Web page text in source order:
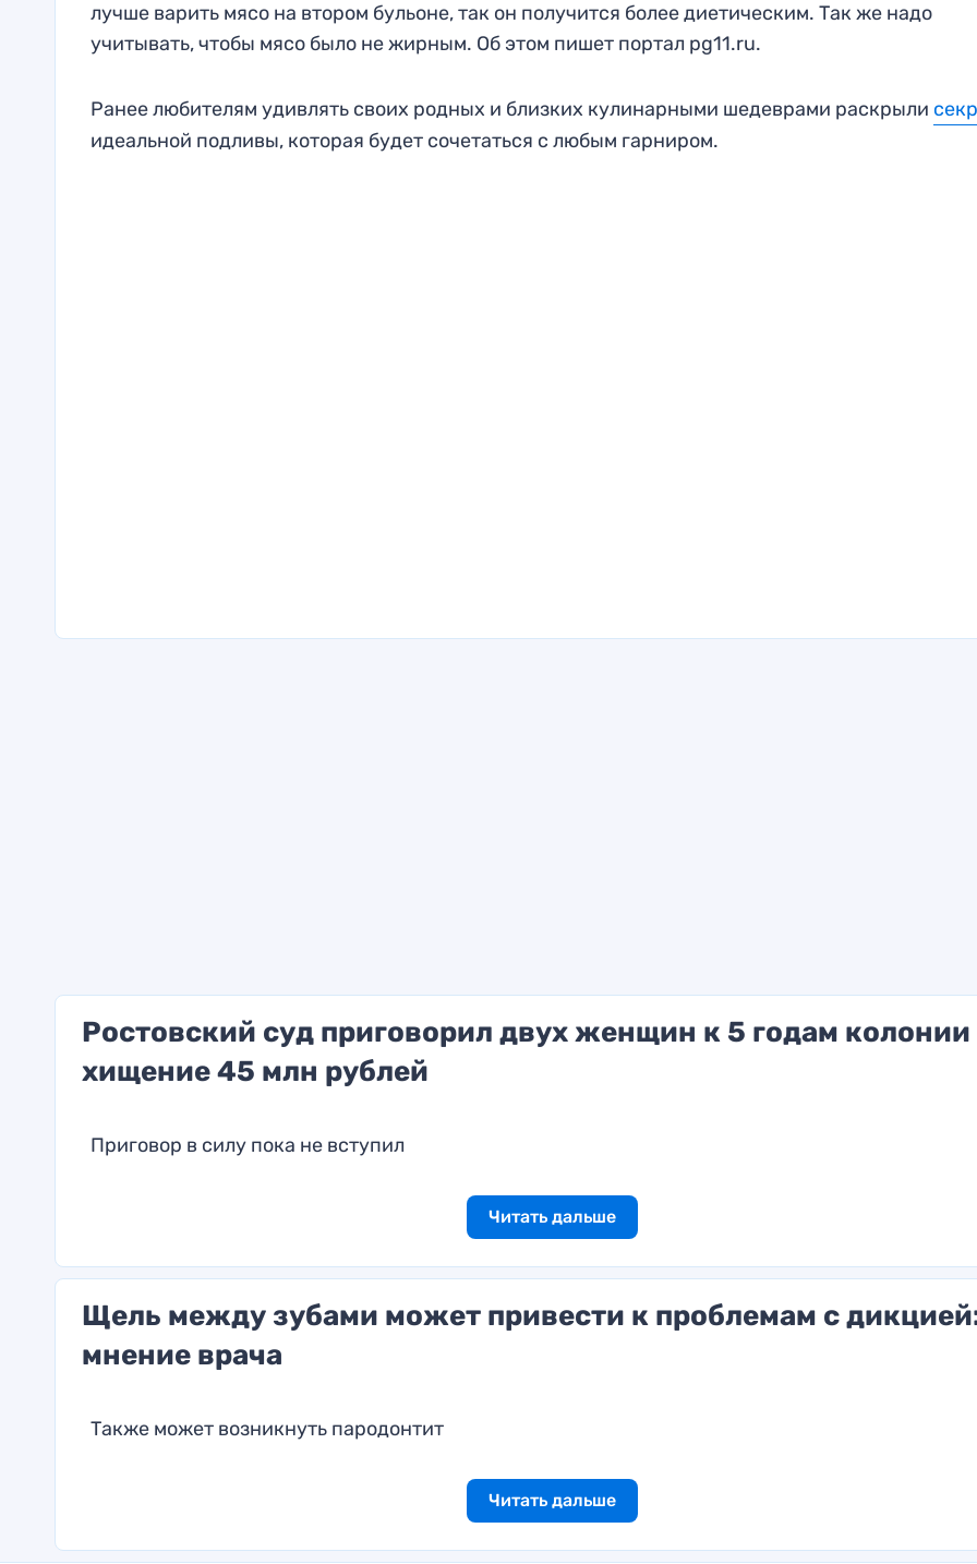
лучше варить мясо на втором бульоне, так он получится более диетическим. Так же надо
учитывать, чтобы мясо было не жирным. Об этом пишет портал pg11.ru.
Ранее любителям удивлять своих родных и близких кулинарными шедеврами раскрыли
идеальной подливы, которая будет сочетаться с любым гарниром.
Ростовский суд приговорил двух женщин к 5 годам колонии
хищение 45 млн рублей
Приговор в силу пока не вступил
Читать дальше
Щель между зубами может привести к проблемам с
мнение врача
Также может возникнуть пародонтит
Читать дальше